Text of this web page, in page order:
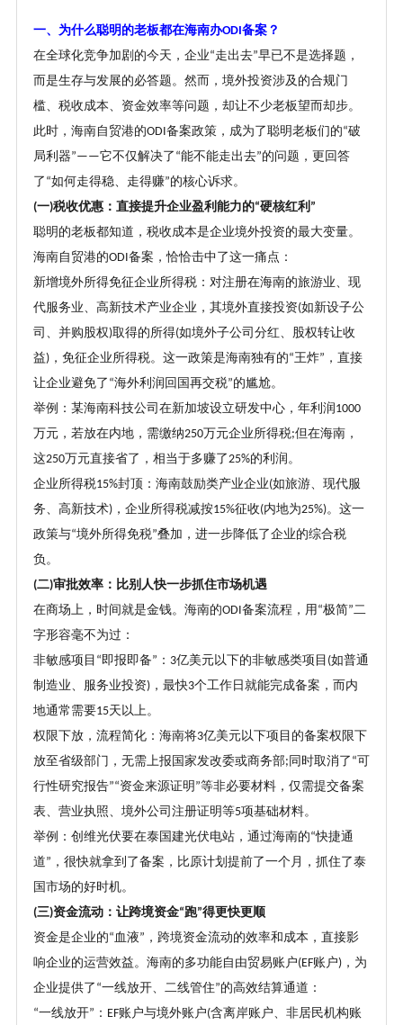
一、为什么聪明的老板都在海南办ODI备案？
在全球化竞争加剧的今天，企业“走出去”早已不是选择题，
而是生存与发展的必答题。然而，境外投资涉及的合规门
槛、税收成本、资金效率等问题，却让不少老板望而却步。
此时，海南自贸港的ODI备案政策，成为了聪明老板们的“破
局利器”——它不仅解决了 “能不能走出去”的问题，更回答
了 “如何走得稳、走得赚”的核心诉求。
(一)税收优惠：直接提升企业盈利能力的“硬核红利 ”
聪明的老板都知道，税收成本是企业境外投资的最大变量。
海南自贸港的ODI备案，恰恰击中了这一痛点：
新增境外所得免征企业所得税：对注册在海南的旅游业、现
代服务业、高新技术产业企业，其境外直接投资(如新设子公
司、并购股权)取得的所得(如境外子公司分红、股权转让收
益)，免征企业所得税。这一政策是海南独有的“王炸” ，直接
让企业避免了 “海外利润回国再交税”的尴尬。
举例：某海南科技公司在新加坡设立研发中心，年利润 1000
万元，若放在内地，需缴纳250万元企业所得税;但在海南，
这250万元直接省了，相当于多赚了25%的利润。
企业所得税15%封顶：海南鼓励类产业企业(如旅游、现代服
务、高新技术)，企业所得税减按15%征收(内地为25%)。这一
政策与“境外所得免税”叠加，进一步降低了企业的综合税
负。
(二)审批效率：比别人快一步抓住市场机遇
在商场上，时间就是金钱。海南的ODI备案流程，用 “极简”二
字形容毫不为过：
非敏感项目 “即报即备” ： 3亿美元以下的非敏感类项目 (如普通
制造业、服务业投资)，最快3个工作日就能完成备案，而内
地通常需要15天以上。
权限下放，流程简化：海南将3亿美元以下项目的备案权限下
放至省级部门，无需上报国家发改委或商务部; 同时取消了 “可
行性研究报告”“资金来源证明 ”等非必要材料，仅需提交备案
表、营业执照、境外公司注册证明等5项基础材料。
举例：创维光伏要在泰国建光伏电站，通过海南的“快捷通
道” ，很快就拿到了备案，比原计划提前了一个月，抓住了泰
国市场的好时机。
(三)资金流动：让跨境资金“跑”得更快更顺
资金是企业的“ 血液” ，跨境资金流动的效率和成本，直接影
响企业的运营效益。海南的多功能自由贸易账户(EF账户)，为
企业提供了 “一线放开、二线管住”的高效结算通道：
“一线放开” ： EF账户与境外账户(含离岸账户、非居民机构账